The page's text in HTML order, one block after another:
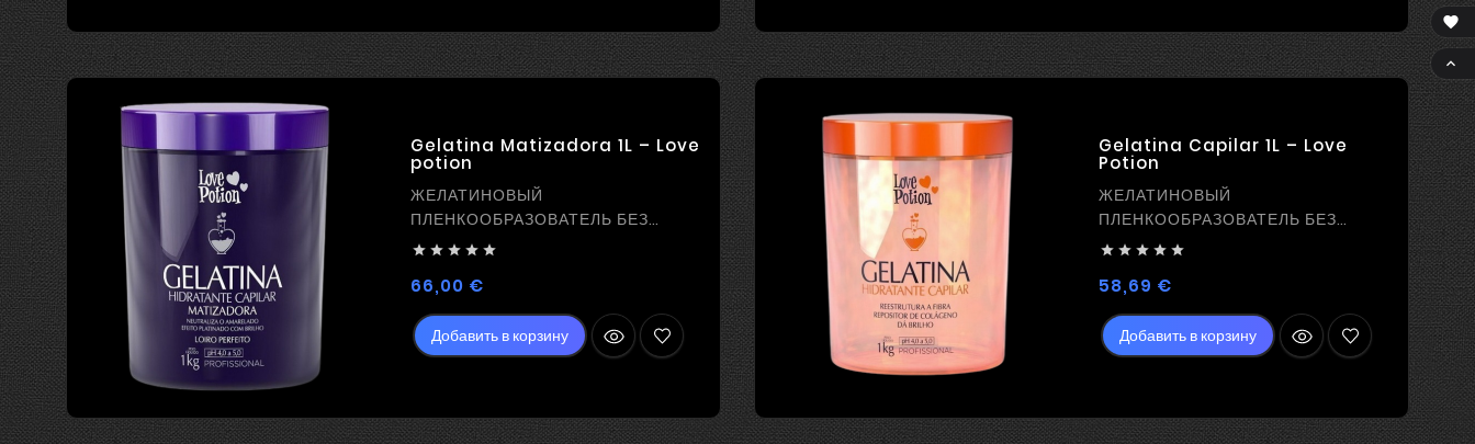
Gelatina Matizadora 1L – Love
potion
ЖЕЛАТИНОВЫЙ
ПЛЕНКООБРАЗОВАТЕЛЬ БЕЗ
ВЫПРЯМЛЕНИЯ С ПИГМЕНТОМ
    
66,00 €Цена
Добавить в корзину
Gelatina Capilar 1L – Love
Potion
ЖЕЛАТИНОВЫЙ
ПЛЕНКООБРАЗОВАТЕЛЬ БЕЗ
ВЫПРЯМЛЕНИЯ
    
58,69 €Цена
Добавить в корзину

